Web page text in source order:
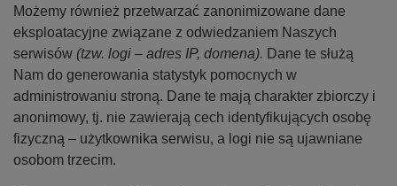
Możemy również przetwarzać zanonimizowane dane
eksploatacyjne związane z odwiedzaniem Naszych
serwisów (tzw. logi – adres IP, domena). Dane te służą
Nam do generowania statystyk pomocnych w
administrowaniu stroną. Dane te mają charakter zbiorczy i
anonimowy, tj. nie zawierają cech identyfikujących osobę
fizyczną – użytkownika serwisu, a logi nie są ujawniane
osobom trzecim.